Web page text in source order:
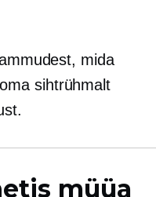
mida
sihtrühmalt
müüa